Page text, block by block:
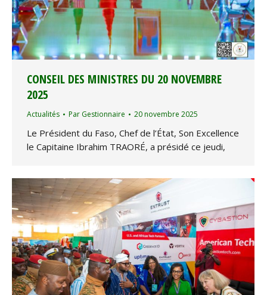
CONSEIL DES MINISTRES DU 20 NOVEMBRE
2025
Actualités Par Gestionnaire 20 novembre 2025
Le Président du Faso, Chef de l’État, Son Excellence
le Capitaine Ibrahim TRAORÉ, a présidé ce jeudi,